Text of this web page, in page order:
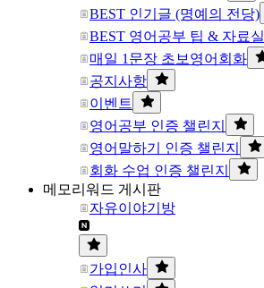
BEST 인기글 (명예의 전당)
BEST 영어공부 팁 & 자료실
매일 1문장 초보영어회화
공지사항
이벤트
영어공부 인증 챌린지
영어말하기 인증 챌린지
회화 수업 인증 챌린지
메모리워드 게시판
자유이야기방
가입인사